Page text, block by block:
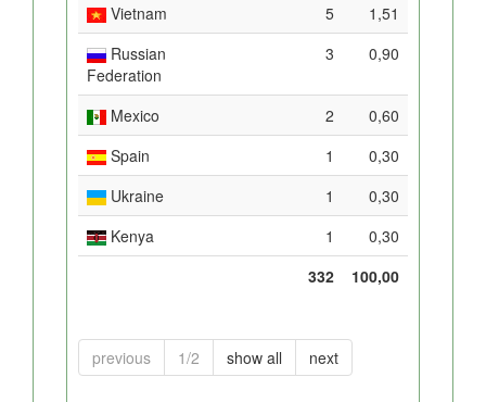
Vietnam
5
1,51
Russian
Federation
3 0,90
Mexico 2
0,60
Spain
1
0,30
Ukraine
1
0,30
Kenya
1
0,30
332
100,00
previous 1/2 show all next